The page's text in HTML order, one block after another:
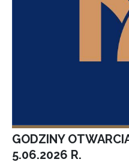
GODZINY
5.06.2026 R.